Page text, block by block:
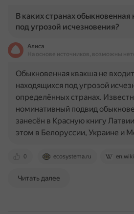
В каких странах
под угрозой исчезновения?
Алиса
На основе источников, возможны
0 ecosystema.ru
Обыкновенная квакша не
находящихся под угрозой
определённых странах.
номинативный подвид
занесён в Красную книгу
этом в Белоруссии, Украине и
Читать далее